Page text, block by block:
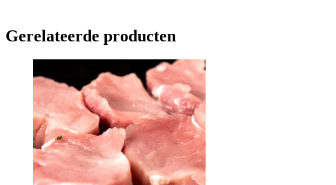
Gerelateerde producten